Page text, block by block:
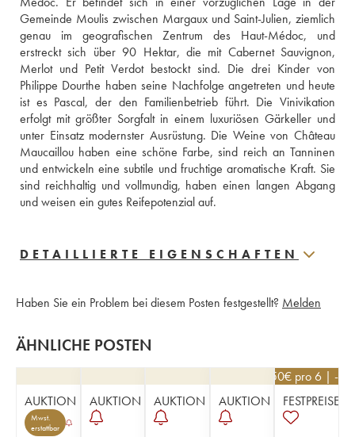
Gemeinde Moulis zwischen Margaux und Saint-Julien, ziemlich
genau im geografischen Zentrum des Haut-Médoc, und
erstreckt sich über 90 Hektar, die mit Cabernet Sauvignon,
Merlot und Petit Verdot bestockt sind. Die drei Kinder von
Philippe Dourthe haben seine Nachfolge angetreten und heute
ist es Pascal, der den Familienbetrieb führt. Die Vinivikation
erfolgt mit größter Sorgfalt in einem luxuriösen Gärkeller und
unter Einsatz modernster Ausrüstung. Die Weine von Château
Maucaillou haben eine schöne Farbe, sind reich an Tanninen
und entwickeln eine subtile und fruchtige aromatische Kraft. Sie
sind reichhaltig und vollmundig, haben einen langen Abgang
und weisen ein gutes Reifepotenzial auf.
DETAILLIERTE EIGENSCHAFTEN
Haben Sie ein Problem bei diesem Posten festgestellt? Melden
ÄHNLICHE POSTEN
AUKTION
Mwst.
erstattbar
AUKTION AUKTION AUKTION
22,50€ pro 6 | -
FESTPREISE